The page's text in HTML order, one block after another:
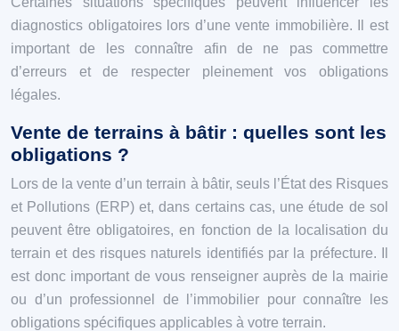
diagnostics obligatoires lors d’une vente immobilière. Il est
important de les connaître afin de ne pas commettre
d’erreurs et de respecter pleinement vos obligations
légales.
Vente de terrains à bâtir : quelles sont les
obligations ?
Lors de la vente d’un terrain à bâtir, seuls l’État des Risques
et Pollutions (ERP) et, dans certains cas, une étude de sol
peuvent être obligatoires, en fonction de la localisation du
terrain et des risques naturels identifiés par la préfecture. Il
est donc important de vous renseigner auprès de la mairie
ou d’un professionnel de l’immobilier pour connaître les
obligations spécifiques applicables à votre terrain.